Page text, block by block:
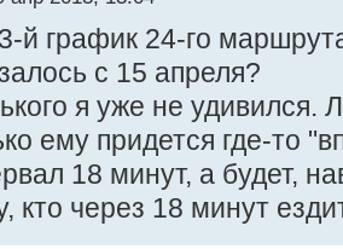
й график 24-го
с 15 апреля?
я уже не удивился.
ему придется где-то
18 минут, а будет,
кто через 18 минут